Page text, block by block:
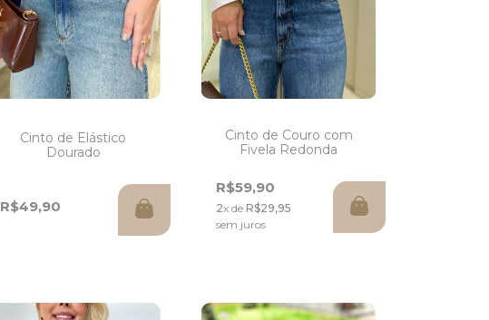
Cinto de Elástico
Dourado
R$49,90
Cinto de Couro com
Fivela Redonda
R$59,90
2x de R$29,95
sem juros